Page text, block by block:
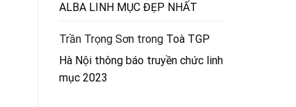
ALBA LINH MỤC ĐẸP NHẤT
Trần Trọng Sơn trong Toà TGP
Hà Nội thông báo truyền chức linh
mục 2023